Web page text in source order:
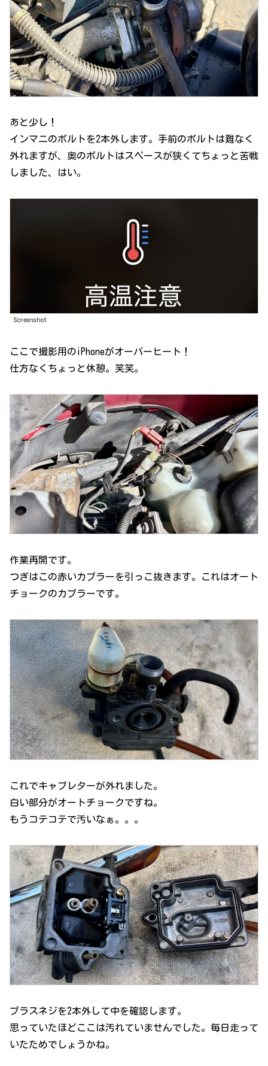
あと少し！
インマニのボルトを2本外します。手前のボルトは難なく
外れますが、奥のボルトはスペースが狭くてちょっと苦戦
しました、はい。
Screenshot
ここで撮影用のiPhoneがオーバーヒート！
仕方なくちょっと休憩。笑笑。
作業再開です。
つぎはこの赤いカプラーを引っこ抜きます。これはオート
チョークのカプラーです。
これでキャブレターが外れました。
白い部分がオートチョークですね。
もうコテコテで汚いなぁ。。。
プラスネジを2本外して中を確認します。
思っていたほどここは汚れていませんでした。毎日走って
いたためでしょうかね。